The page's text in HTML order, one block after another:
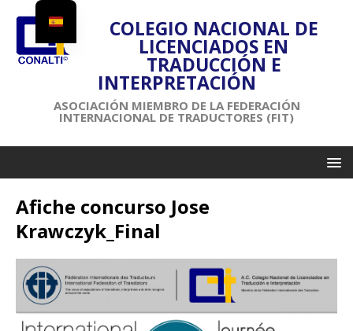
COLEGIO NACIONAL DE
LICENCIADOS EN
TRADUCCIÓN E
INTERPRETACIÓN
ASOCIACIÓN MIEMBRO DE LA FEDERACIÓN
INTERNACIONAL DE TRADUCTORES (FIT)
Afiche concurso Jose
Krawczyk_Final